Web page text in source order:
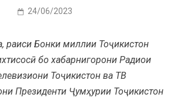
24/06/2023
раиси Бонки миллии Тоҷикистон
бо хабарнигорони Радиои
Тоҷикистон ва ТВ
Президенти Ҷумҳурии Тоҷикистон